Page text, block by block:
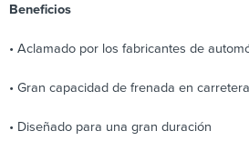
Beneficios
• Aclamado por los fabricantes de
• Gran capacidad de frenada en
• Diseñado para una gran duración